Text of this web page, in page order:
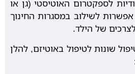
לספקטרום האוטיסטי (גן או
לשילוב במסגרות החינוך
של הילד.
שונות לטיפול באוטיזם, להלן